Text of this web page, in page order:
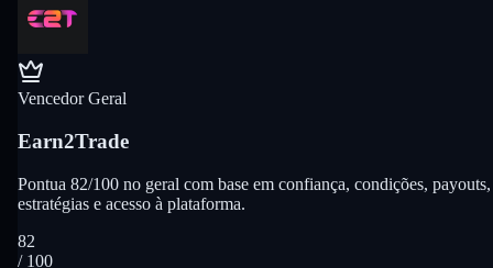
Vencedor Geral
Earn2Trade
Pontua 82/100 no geral com base em confiança, condições, payouts,
estratégias e acesso à plataforma.
82
/ 100